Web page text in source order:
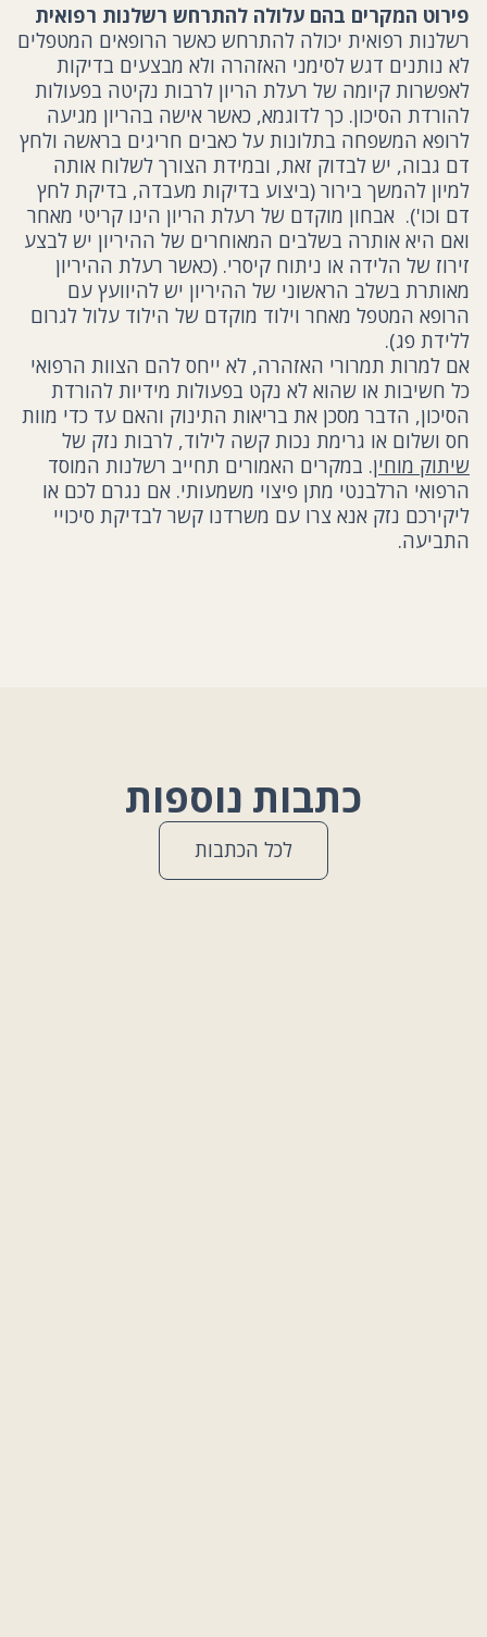
פירוט המקרים בהם עלולה להתרחש רשלנות רפואית
רשלנות רפואית יכולה להתרחש כאשר הרופאים המטפלים
לא נותנים דגש לסימני האזהרה ולא מבצעים בדיקות
לאפשרות קיומה של רעלת הריון לרבות נקיטה בפעולות
להורדת הסיכון. כך לדוגמא, כאשר אישה בהריון מגיעה
לרופא המשפחה בתלונות על כאבים חריגים בראשה ולחץ
דם גבוה, יש לבדוק זאת, ובמידת הצורך לשלוח אותה
למיון להמשך בירור (ביצוע בדיקות מעבדה, בדיקת לחץ
דם וכו'). אבחון מוקדם של רעלת הריון הינו קריטי מאחר
ואם היא אותרה בשלבים המאוחרים של ההיריון יש לבצע
זירוז של הלידה או ניתוח קיסרי. (כאשר רעלת ההיריון
מאותרת בשלב הראשוני של ההיריון יש להיוועץ עם
הרופא המטפל מאחר וילוד מוקדם של הילוד עלול לגרום
ללידת פג).
אם למרות תמרורי האזהרה, לא ייחס להם הצוות הרפואי
כל חשיבות או שהוא לא נקט בפעולות מידיות להורדת
הסיכון, הדבר מסכן את בריאות התינוק והאם עד כדי מוות
חס ושלום או גרימת נכות קשה לילוד, לרבות נזק של
שיתוק מוחין. במקרים האמורים תחייב רשלנות המוסד
הרפואי הרלבנטי מתן פיצוי משמעותי. אם נגרם לכם או
ליקירכם נזק אנא צרו עם משרדנו קשר לבדיקת סיכויי
התביעה.
כתבות נוספות
לכל הכתבות